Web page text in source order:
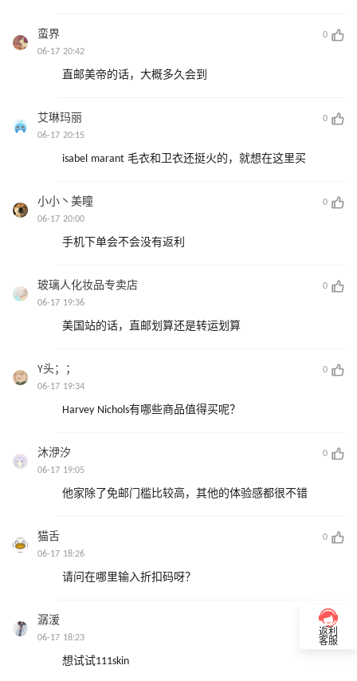
蛮界
0
06-17 20:42
直邮美帝的话，大概多久会到
艾琳玛丽
0
06-17 20:15
isabel marant 毛衣和卫衣还挺火的，就想在这里买
小小丶美瞳
0
06-17 20:00
手机下单会不会没有返利
玻璃人化妆品专卖店
0
06-17 19:36
美国站的话，直邮划算还是转运划算
Y头；；
0
06-17 19:34
Harvey Nichols有哪些商品值得买呢？
沐洢汐
0
06-17 19:05
他家除了免邮门槛比较高，其他的体验感都很不错
猫舌
0
06-17 18:26
请问在哪里输入折扣码呀？
潺湲
0
06-17 18:23
想试试111skin
返利
客服